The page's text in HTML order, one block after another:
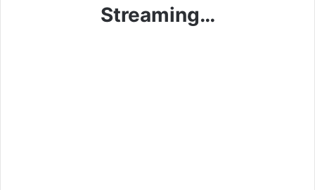
Streaming…